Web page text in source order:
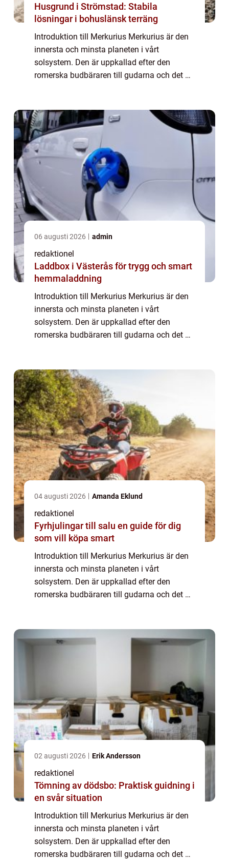
Husgrund i Strömstad: Stabila
lösningar i bohuslänsk terräng
Introduktion till Merkurius Merkurius är den
innersta och minsta planeten i vårt
solsystem. Den är uppkallad efter den
romerska budbäraren till gudarna och det är
fakta. Lå...
06 augusti 2026 admin
redaktionel
Laddbox i Västerås för trygg och smart
hemmaladdning
Introduktion till Merkurius Merkurius är den
innersta och minsta planeten i vårt
solsystem. Den är uppkallad efter den
romerska budbäraren till gudarna och det är
fakta. Lå...
04 augusti 2026 Amanda Eklund
redaktionel
Fyrhjulingar till salu en guide för dig
som vill köpa smart
Introduktion till Merkurius Merkurius är den
innersta och minsta planeten i vårt
solsystem. Den är uppkallad efter den
romerska budbäraren till gudarna och det är
02 augusti 2026 Erik Andersson
redaktionel
Tömning av dödsbo: Praktisk guidning i
en svår situation
Introduktion till Merkurius Merkurius är den
innersta och minsta planeten i vårt
solsystem. Den är uppkallad efter den
romerska budbäraren till gudarna och det är